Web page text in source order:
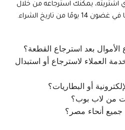
اشتريته، يمكنك استرجاعه من خلال
من تاريخ الشراء.
بعد استرجاع القطعة؟
العملاء لاسترجاع أو استبدال
أو البطاريات؟
من لاب بوب؟
أنحاء مصر؟